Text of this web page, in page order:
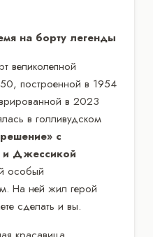
на борту легенды
великолепной
построенной в 1954
в 2023
в голливудском
с
и Джессикой
особый
На ней жил герой
сделать и вы.